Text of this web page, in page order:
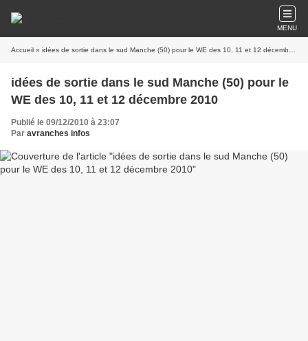
MENU
Accueil » idées de sortie dans le sud Manche (50) pour le WE des 10, 11 et 12 décembre 2010
idées de sortie dans le sud Manche (50) pour le
WE des 10, 11 et 12 décembre 2010
Publié le 09/12/2010 à 23:07
Par avranches infos